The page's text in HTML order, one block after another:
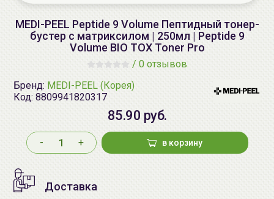
MEDI-PEEL Peptide 9 Volume Пептидный тонер-
бустер с матриксилом | 250мл | Peptide 9
Volume BIO TOX Toner Pro
/ 0 отзывов
Бренд: MEDI-PEEL (Корея)
Код: 8809941820317
85.90 руб.
- + в корзину
Доставка